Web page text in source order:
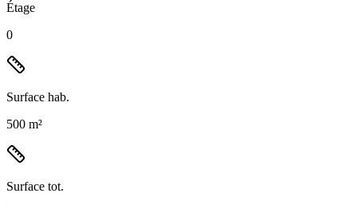
Étage
0
Surface hab.
500 m²
Surface tot.